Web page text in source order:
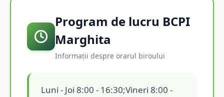
Program de lucru BCPI
Marghita
Informații despre orarul biroului
Luni - Joi 8:00 - 16:30;Vineri 8:00 -